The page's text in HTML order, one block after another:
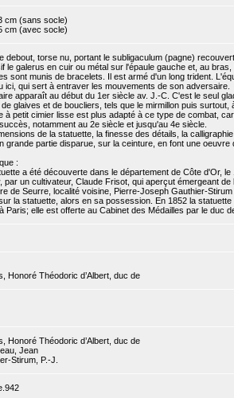
cm (sans socle)
cm (avec socle)
debout, torse nu, portant le subligaculum (pagne)
le galerus en cuir ou métal sur l'épaule gauche et, au
sont munis de bracelets. Il est armé d'un long trident.
ici, qui sert à entraver les mouvements de son adversaire.
apparaît au début du 1er siècle av. J.-C. C'est le seul
glaives et de boucliers, tels que le mirmillon puis
à petit cimier lisse est plus adapté à ce type de combat,
notamment au 2e siècle et jusqu'au 4e siècle.
de la statuette, la finesse des détails, la
grande partie disparue, sur la ceinture, en font une oeuvre
:
a été découverte dans le département de Côte d'Or,
par un cultivateur, Claude Frisot, qui aperçut émergeant de
de Seurre, localité voisine, Pierre-Joseph Gauthier-
la statuette, alors en sa possession. En 1852 la
Paris; elle est offerte au Cabinet des Médailles par le duc
Honoré Théodoric d’Albert, duc de
Honoré Théodoric d’Albert, duc de
Jean
Stirum, P.-J.